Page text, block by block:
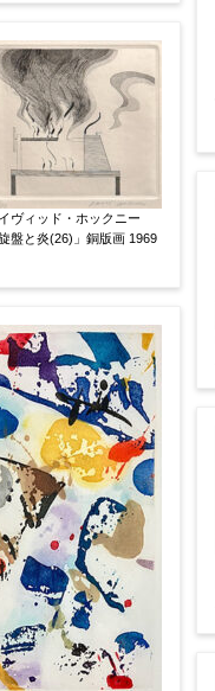
、pig、pdf形式にて
ーム送信後に送られて
ヴィッド・ホックニー
旋盤と炎(26)」銅版画 1969